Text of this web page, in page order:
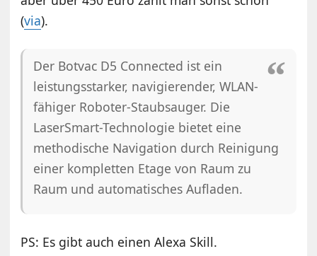
(via).
Der Botvac D5 Connected ist ein
leistungsstarker, navigierender, WLAN-
fähiger Roboter-Staubsauger. Die
LaserSmart-Technologie bietet eine
methodische Navigation durch Reinigung
einer kompletten Etage von Raum zu
Raum und automatisches Aufladen.
PS: Es gibt auch einen Alexa Skill.